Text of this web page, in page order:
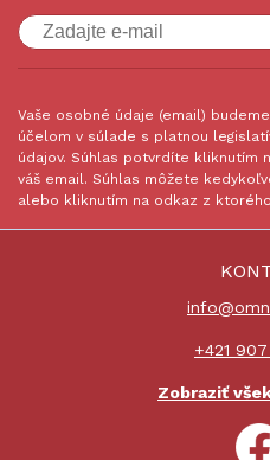
Vaše osobné údaje (email)
účelom v súlade s platnou
údajov. Súhlas potvrdíte kliknutím
váš email. Súhlas môžete
alebo kliknutím na odkaz z
+421
Zobraziť